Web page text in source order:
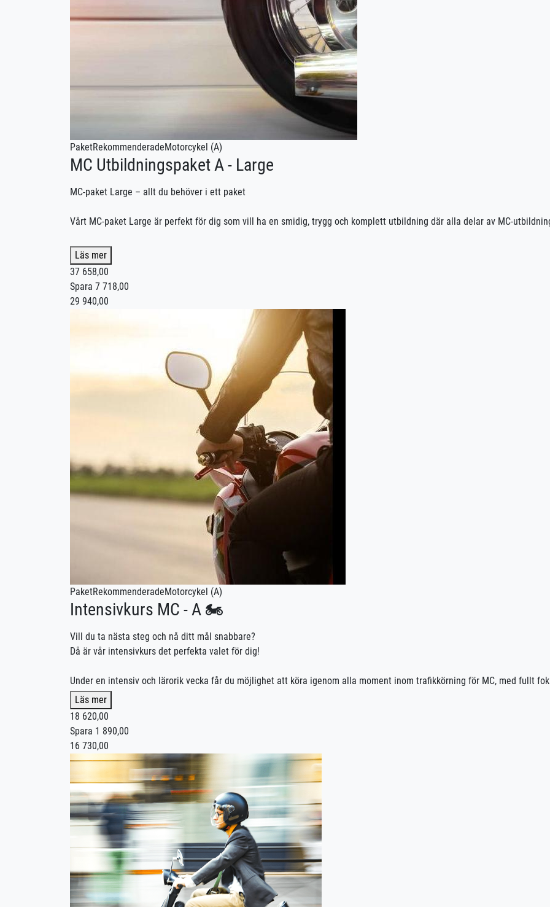
PaketRekommenderadeMotorcykel (A)
MC Utbildningspaket A - Large
MC-paket Large – allt du behöver i ett paket
Vårt MC-paket Large är perfekt för dig som vill ha en smidig, trygg och komplett utbildning där alla delar av MC-
Vi hjälper dig hela vägen – från första körpasset till färdig utbildning. Vi sköter bokningar och planering, och om du
vill komma i mål snabbare. Du väljer tempot – vi anpassar upplägget efter dina mål och förutsättningar.
Detta ingår i MC-paket Large:
🏍️ 16 st manövreringspass á 50 minuter
📘 Riskutbildning del 1 (Riskettan)
⚠️ Riskutbildning del 2 (Risktvåan)
✅ Utbildningskontroll
Ett komplett MC-paket med allt som krävs för att du ska nå ditt mål – tryggt, effektivt och på dina villkor.
Läs mer
37 658,00
Spara 7 718,00
29 940,00
PaketRekommenderadeMotorcykel (A)
Intensivkurs MC - A 🏍️
Vill du ta nästa steg och nå ditt mål snabbare?
Då är vår intensivkurs det perfekta valet för dig!
Under en intensiv och lärorik vecka får du möjlighet att köra igenom alla moment inom trafikkörning för MC, med fullt
Kursen avslutas med en utbildningskontroll där vi testar dina kunskaper och säkerställer att du är redo för nästa steg
I intensivpaketet ingår:
✔️ 4 st. trafiklektioner á 100 minuter
✔️ 1 st. landsvägskörning á 150 minuter
✔️ 1 st. utbildningskontroll á 100 minuter
För att delta i intensivkursen krävs B-körkort.
Godkänd manövrering måste vara genomförd innan kursstart.
Läs mer
18 620,00
Spara 1 890,00
16 730,00